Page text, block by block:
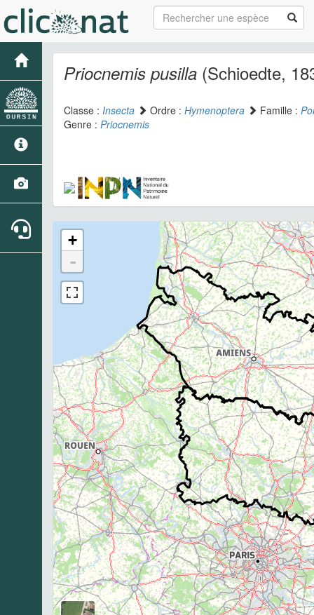
Priocnemis pusilla (Schioedte,
Classe : Insecta Ordre : Hymenoptera Famille :
Genre : Priocnemis
+
-